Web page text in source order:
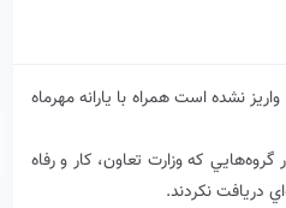
نشده است همراه با يارانه مهرماه
كه وزارت تعاون، كار و رفاه
دريافت نكردند.